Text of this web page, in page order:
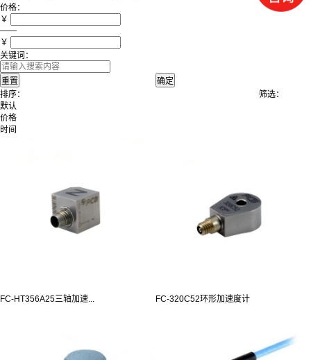
价格：
￥
——
￥
关键词：
排序：
默认
价格
时间
筛选：
FC-HT356A25三轴加速... FC-320C52环形加速度计